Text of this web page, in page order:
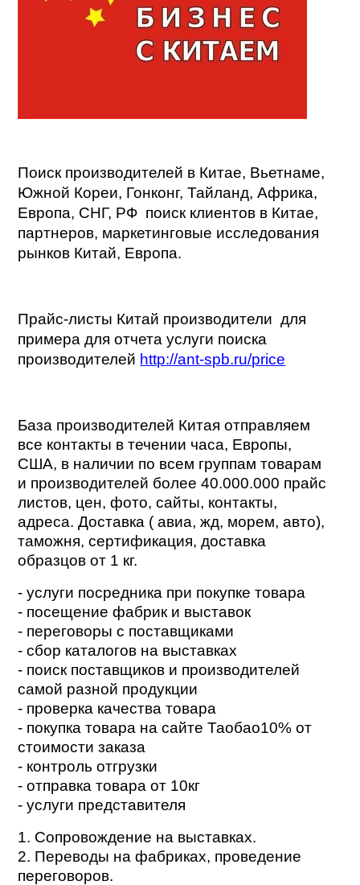
Поиск производителей в Китае, Вьетнаме,
Южной Кореи, Гонконг, Тайланд, Африка,
Европа, СНГ, РФ поиск клиентов в Китае,
партнеров, маркетинговые исследования
рынков Китай, Европа.
Прайс-листы Китай производители для
примера для отчета услуги поиска
производителей http://ant-spb.ru/price
База производителей Китая отправляем
все контакты в течении часа, Европы,
США, в наличии по всем группам товарам
и производителей более 40.000.000 прайс
листов, цен, фото, сайты, контакты,
адреса. Доставка ( авиа, жд, морем, авто),
таможня, сертификация, доставка
образцов от 1 кг.
- услуги посредника при покупке товара
- посещение фабрик и выставок
- переговоры с поставщиками
- сбор каталогов на выставках
- поиск поставщиков и производителей
самой разной продукции
- проверка качества товара
- покупка товара на сайте Таобао10% от
стоимости заказа
- контроль отгрузки
- отправка товара от 10кг
- услуги представителя
1. Сопровождение на выставках.
2. Переводы на фабриках, проведение
переговоров.